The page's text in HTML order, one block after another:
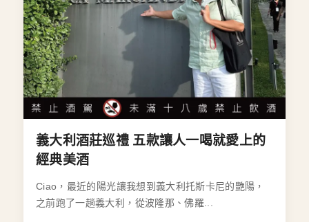
義大利酒莊巡禮 五款讓人一喝就愛上的
經典美酒
Ciao，最近的陽光讓我想到義大利托斯卡尼的艷陽，
之前跑了一趟義大利，從波隆那、佛羅...